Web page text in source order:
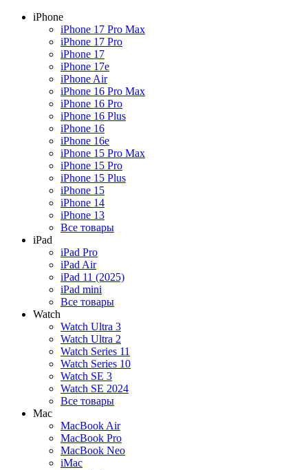
iPhone
iPhone 17 Pro Max
iPhone 17 Pro
iPhone 17
iPhone 17e
iPhone Air
iPhone 16 Pro Max
iPhone 16 Pro
iPhone 16 Plus
iPhone 16
iPhone 16e
iPhone 15 Pro Max
iPhone 15 Pro
iPhone 15 Plus
iPhone 15
iPhone 14
iPhone 13
Все товары
iPad
iPad Pro
iPad Air
iPad 11 (2025)
iPad mini
Все товары
Watch
Watch Ultra 3
Watch Ultra 2
Watch Series 11
Watch Series 10
Watch SE 3
Watch SE 2024
Все товары
Mac
MacBook Air
MacBook Pro
MacBook Neo
iMac